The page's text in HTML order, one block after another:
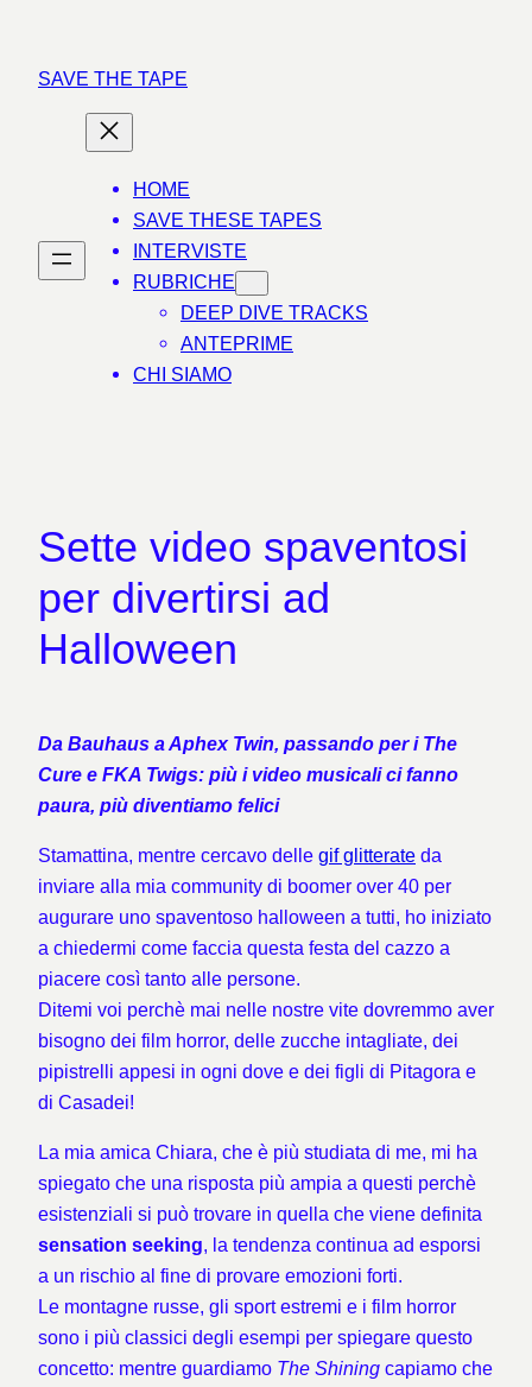
contenuto
SAVE THE TAPE
HOME
SAVE THESE TAPES
INTERVISTE
RUBRICHE
DEEP DIVE TRACKS
ANTEPRIME
CHI SIAMO
Sette video spaventosi
per divertirsi ad
Halloween
Da Bauhaus a Aphex Twin, passando per i The
Cure e FKA Twigs: più i video musicali ci fanno
paura, più diventiamo felici
Stamattina, mentre cercavo delle gif glitterate da
inviare alla mia community di boomer over 40 per
augurare uno spaventoso halloween a tutti, ho iniziato
a chiedermi come faccia questa festa del cazzo a
piacere così tanto alle persone.
Ditemi voi perchè mai nelle nostre vite dovremmo aver
bisogno dei film horror, delle zucche intagliate, dei
pipistrelli appesi in ogni dove e dei figli di Pitagora e
di Casadei!
La mia amica Chiara, che è più studiata di me, mi ha
spiegato che una risposta più ampia a questi perchè
esistenziali si può trovare in quella che viene definita
sensation seeking, la tendenza continua ad esporsi
a un rischio al fine di provare emozioni forti.
Le montagne russe, gli sport estremi e i film horror
sono i più classici degli esempi per spiegare questo
concetto: mentre guardiamo The Shining capiamo che